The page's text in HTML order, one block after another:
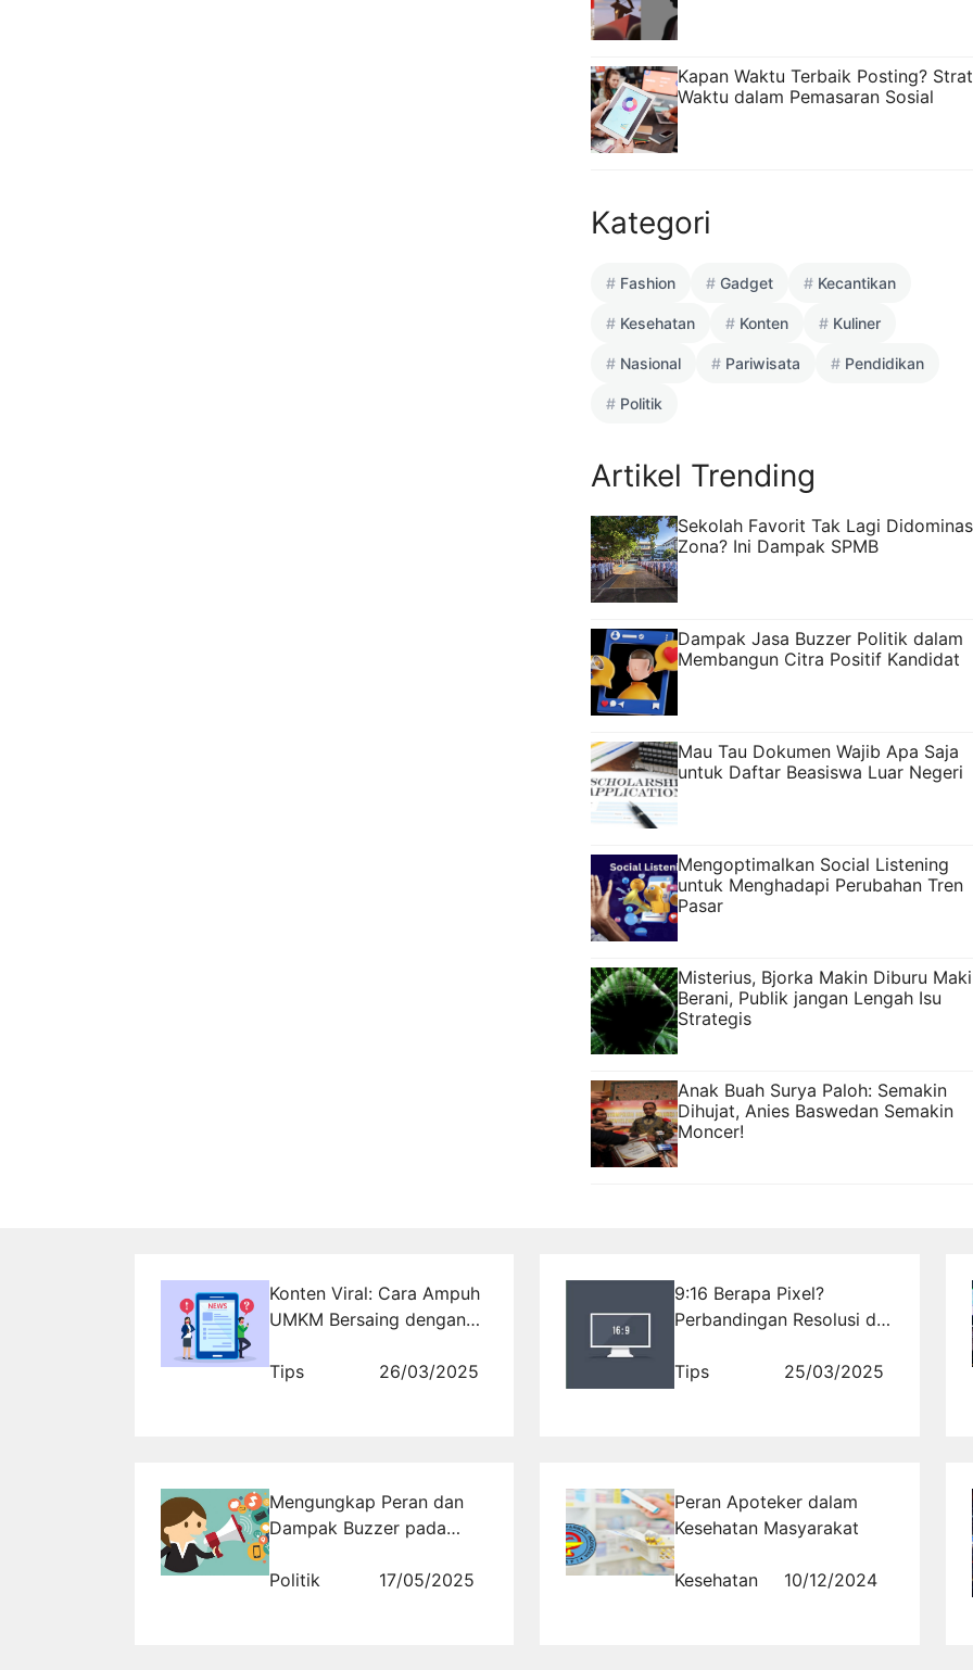
Kapan Waktu Terbaik Posting?
Waktu dalam Pemasaran Sosial
Kategori
Fashion Gadget Kecantikan
Kesehatan Konten Kuliner
Nasional Pariwisata Pendidikan
Politik
Artikel Trending
Sekolah Favorit Tak Lagi
Zona? Ini Dampak SPMB
Dampak Jasa Buzzer Politik dalam
Membangun Citra Positif Kandidat
Mau Tau Dokumen Wajib Apa Saja
untuk Daftar Beasiswa Luar Negeri
Mengoptimalkan Social Listening
untuk Menghadapi Perubahan Tren
Pasar
Misterius, Bjorka Makin Diburu
Berani, Publik jangan Lengah Isu
Strategis
Anak Buah Surya Paloh: Semakin
Dihujat, Anies Baswedan Semakin
Moncer!
Konten Viral: Cara Ampuh
UMKM Bersaing dengan
Tips
26/03/2025
9:16 Berapa Pixel?
Perbandingan Resolusi di
Tips
25/03/2025
Mengungkap Peran dan
Dampak Buzzer pada
Perlu Anda Ketahui Melalui
Politik 17/05/2025
Peran Apoteker dalam
Kesehatan Masyarakat
Kesehatan 10/12/2024